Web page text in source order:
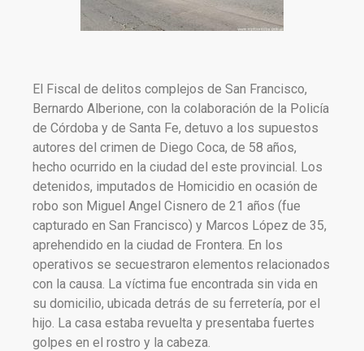
El Fiscal de delitos complejos de San Francisco,
Bernardo Alberione, con la colaboración de la Policía
de Córdoba y de Santa Fe, detuvo a los supuestos
autores del crimen de Diego Coca, de 58 años,
hecho ocurrido en la ciudad del este provincial. Los
detenidos, imputados de Homicidio en ocasión de
robo son Miguel Angel Cisnero de 21 años (fue
capturado en San Francisco) y Marcos López de 35,
aprehendido en la ciudad de Frontera. En los
operativos se secuestraron elementos relacionados
con la causa. La víctima fue encontrada sin vida en
su domicilio, ubicada detrás de su ferretería, por el
hijo. La casa estaba revuelta y presentaba fuertes
golpes en el rostro y la cabeza.